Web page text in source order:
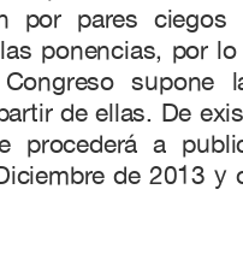
por pares
ponencias, por
supone
de ellas. De
procederá a
de 2013 y